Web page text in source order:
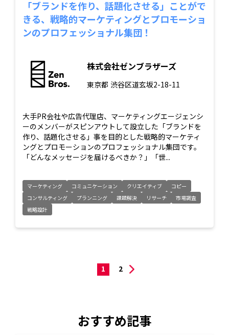
「ブランドを作り、話題化させる」ことがで
きる、戦略的マーケティングとプロモーショ
ンのプロフェッショナル集団！
株式会社ゼンブラザーズ
東京都 渋谷区道玄坂2-18-11
大手PR会社や広告代理店、マーケティングエージェンシ
ーのメンバーがスピンアウトして設立した「ブランドを
作り、話題化させる」事を目的とした戦略的マーケティ
ングとプロモーションのプロフェッショナル集団です。
「どんなメッセージを届けるべきか？」「世...
マーケティング コミュニケーション クリエイティブ
コピー
コンサルティング
プランニング 課題解決 リサーチ
市場調査
戦略設計
1 2
おすすめ記事